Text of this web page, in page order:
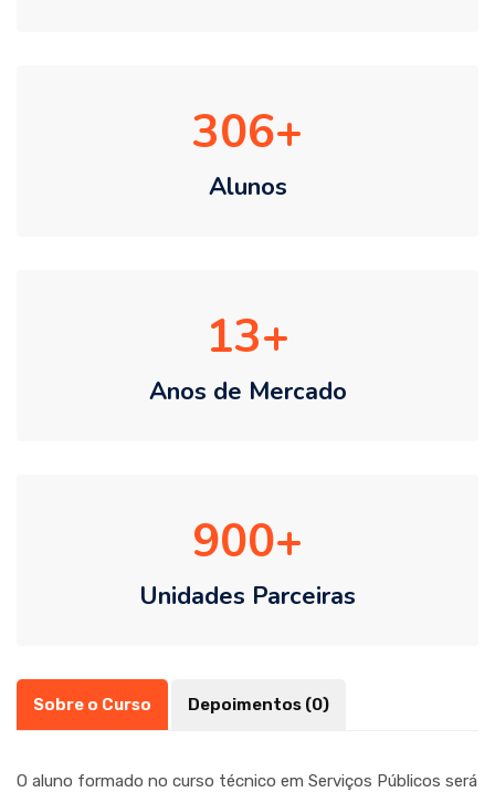
306
Alunos
13
Anos de Mercado
900
Unidades Parceiras
Sobre o Curso Depoimentos (0)
O aluno formado no curso técnico em Serviços Públicos será